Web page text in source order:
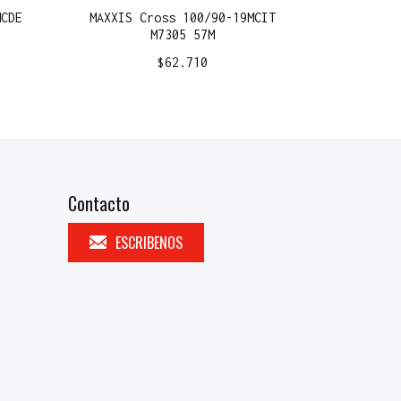
MAXXIS Cross 100/90-19MCIT
M7305 57M
$62.710
Contacto
ESCRIBENOS